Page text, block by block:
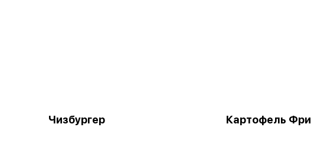
Чизбургер Картофель Фри